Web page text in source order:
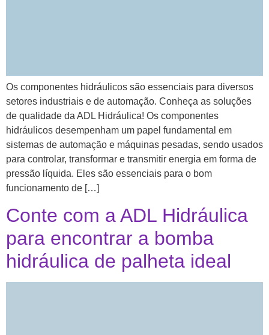
Os componentes hidráulicos são essenciais para diversos
setores industriais e de automação. Conheça as soluções
de qualidade da ADL Hidráulica! Os componentes
hidráulicos desempenham um papel fundamental em
sistemas de automação e máquinas pesadas, sendo usados
para controlar, transformar e transmitir energia em forma de
pressão líquida. Eles são essenciais para o bom
funcionamento de […]
Conte com a ADL Hidráulica
para encontrar a bomba
hidráulica de palheta ideal